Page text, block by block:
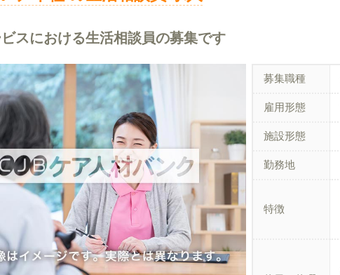
スにおける生活相談員の募集です
募集職種
雇用形態
施設形態
勤務地
特徴